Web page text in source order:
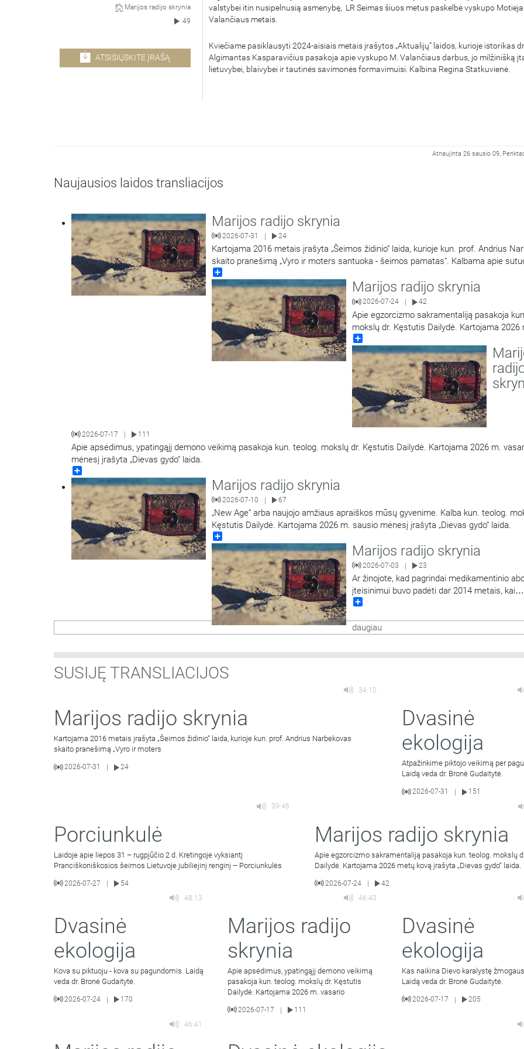
Marijos radijo skrynia
49
ATSISIŲSKITE ĮRAŠĄ
valstybei itin nusipelnusią asmenybę, LR Seimas šiuos metus paskelbė vyskupo
Valančiaus metais.
Kviečiame pasiklausyti 2024-aisiais metais įrašytos „Aktualijų“ laidos, kurioje istorikas
Algimantas Kasparavičius pasakoja apie vyskupo M. Valančiaus darbus, jo milžinišką
lietuvybei, blaivybei ir tautinės savimonės formavimuisi. Kalbina Regina Statkuvienė.
Atnaujinta 26 sausio 09,
Naujausios laidos transliacijos
34:10
Marijos radijo skrynia
2026-07-31 | 24
Kartojama 2016 metais įrašyta „Šeimos židinio“ laida, kurioje kun. prof. Andrius
skaito pranešimą „Vyro ir moters santuoka - šeimos pamatas“. Kalbama apie
pašaukimą į šventumą.
47:05
Marijos radijo skrynia
2026-07-24 42
Apie egzorcizmo sakramentaliją pasakoja
mokslų dr. Kęstutis Dailydė. Kartojama 2026
kovą įrašyta „Dievas gydo“ laida.
46:43
2026-07-17 111
Apie apsėdimus, ypatingąjį demono veikimą pasakoja kun. teolog. mokslų dr. Kęstutis Dailydė. Kartojama 2026 m.
mėnesį įrašyta „Dievas gydo“ laida.
46:41
Marijos radijo skrynia
2026-07-10 | 67
„New Age“ arba naujojo amžiaus apraiškos mūsų gyvenime. Kalba kun. teolog.
Kęstutis Dailydė. Kartojama 2026 m. sausio mėnesį įrašyta „Dievas gydo“ laida.
37:02
Marijos radijo skrynia
2026-07-03 | 23
Ar žinojote, kad pagrindai medikamentinio
įteisinimui buvo padėti dar 2014 metais, kai
anuometinio Sveikatos apsaugos ministro
aprašas, kuriame buvo įvesta nauja nuostata
moralinius, sveikatos bei teisinius aspektus
daugiau
SUSIJĘ TRANSLIACIJOS
34:10
Marijos radijo skrynia
Kartojama 2016 metais įrašyta „Šeimos židinio“ laida, kurioje kun. prof. Andrius Narbekovas
skaito pranešimą „Vyro ir moters
2026-07-31 24
Dvasinė
ekologija
Atpažinkime piktojo veikimą per
Laidą veda dr. Bronė Gudaitytė.
2026-07-31
151
39:46
Porciunkulė
Laidoje apie liepos 31 – rugpjūčio 2 d. Kretingoje vyksiantį
Pranciškoniškosios šeimos Lietuvoje jubiliejinį renginį – Porciunkulės
2026-07-27 54
Marijos radijo skrynia
Apie egzorcizmo sakramentaliją pasakoja kun. teolog. mokslų
Dailydė. Kartojama 2026 metų kovą įrašyta „Dievas gydo“ laida.
2026-07-24
42
48:13
Dvasinė
ekologija
Kova su piktuoju - kova su pagundomis. Laidą
veda dr. Bronė Gudaitytė.
2026-07-24 | 170
46:43
Marijos radijo
skrynia
Apie apsėdimus, ypatingąjį demono veikimą
pasakoja kun. teolog. mokslų dr. Kęstutis
Dailydė. Kartojama 2026 m. vasario
2026-07-17 | 111
Dvasinė
ekologija
Kas naikina Dievo karalystę
Laidą veda dr. Bronė Gudaitytė.
2026-07-17 | 205
46:41